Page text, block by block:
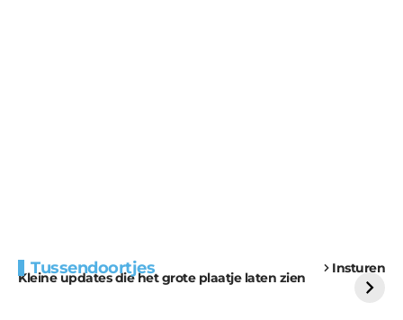
Tussendoortjes Insturen
Kleine updates die het grote plaatje laten zien
voor kabouters
uitdaging